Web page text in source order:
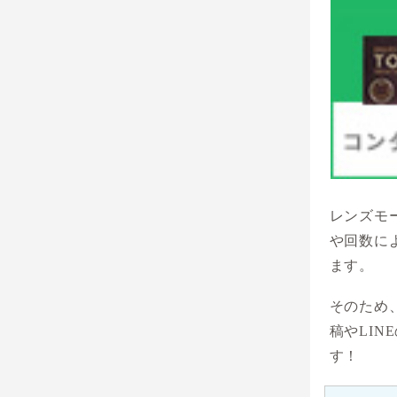
レンズモ
や回数に
ます。
そのため
稿やLINE
す！